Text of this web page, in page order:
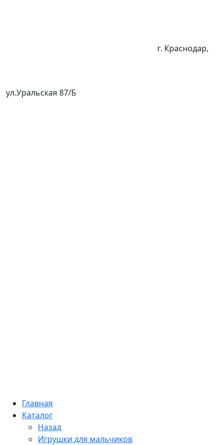
г. Краснодар,
ул.Уральская 87/Б
Главная
Каталог
Назад
Игрушки для мальчиков